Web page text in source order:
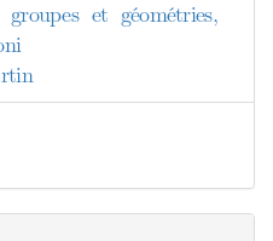
et géométries,